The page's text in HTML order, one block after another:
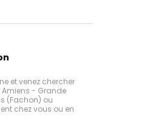
et venez chercher
- Grande
(Fachon) ou
chez vous ou en